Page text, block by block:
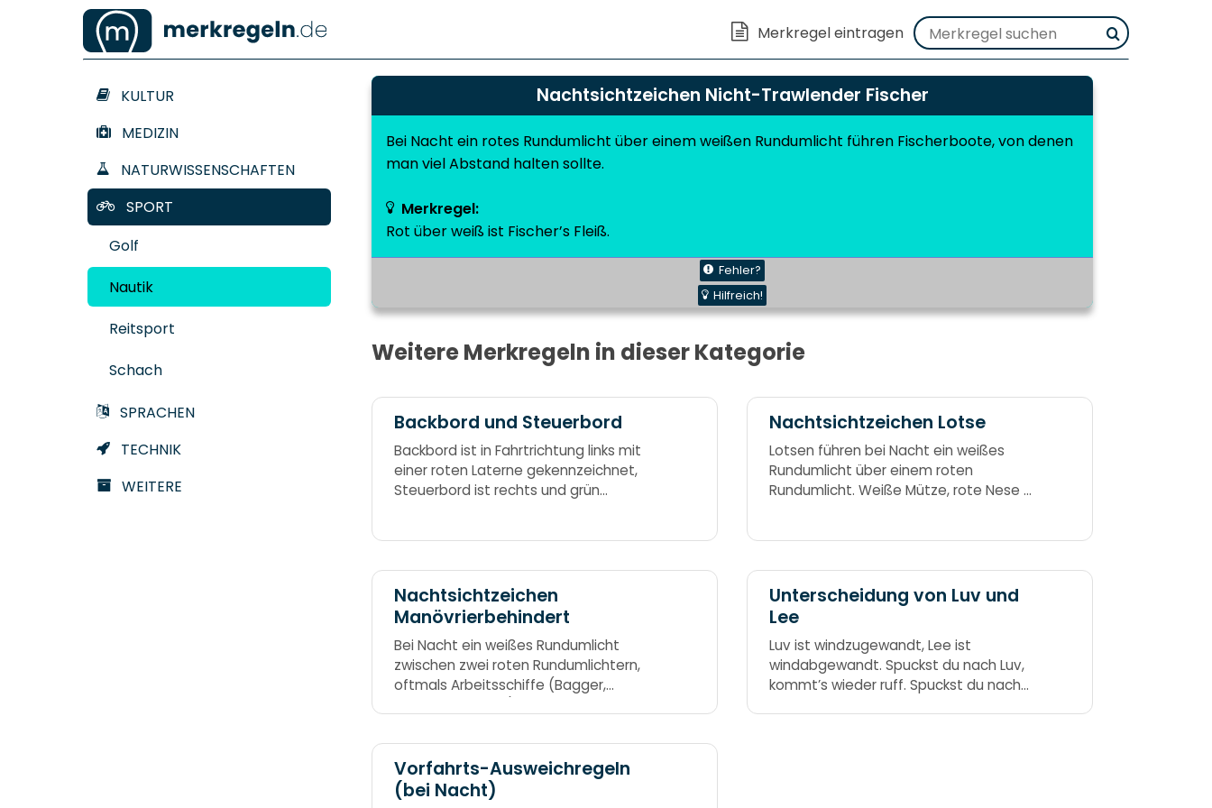
KULTUR
MEDIZIN
NATURWISSENSCHAFTEN
SPORT
Golf
Nautik
Reitsport
Schach
SPRACHEN
TECHNIK
WEITERE
Nachtsichtzeichen Nicht-Trawlender Fischer
Bei Nacht ein rotes Rundumlicht über einem weißen Rundumlicht führen Fischerboote, von denen
man viel Abstand halten sollte.
Merkregel:
Rot über weiß ist Fischer’s Fleiß.
Fehler?
Hilfreich!
Weitere Merkregeln in dieser Kategorie
Backbord und Steuerbord
Backbord ist in Fahrtrichtung links mit
einer roten Laterne gekennzeichnet,
Steuerbord ist rechts und grün
rechts. Steuer → rechts!
Nachtsichtzeichen Lotse
Lotsen führen bei Nacht ein weißes
Rundumlicht über einem roten
Rundumlicht. Weiße Mütze, rote Nese –
Nachtsichtzeichen
Manövrierbehindert
Bei Nacht ein weißes Rundumlicht
zwischen zwei roten Rundumlichtern,
oftmals Arbeitsschiffe (Bagger,
Unterscheidung von Luv und
Lee
Luv ist windzugewandt, Lee ist
windabgewandt. Spuckst du nach Luv,
kommt’s wieder ruff. Spuckst du nach
Vorfahrts-Ausweichregeln
(bei Nacht)